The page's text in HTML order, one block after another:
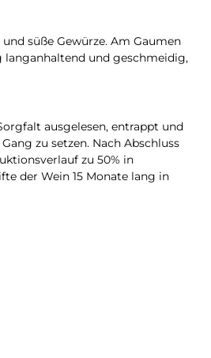
süße Gewürze. Am Gaumen
langanhaltend und geschmeidig,
ausgelesen, entrappt und
zu setzen. Nach Abschluss
zu 50% in
der Wein 15 Monate lang in